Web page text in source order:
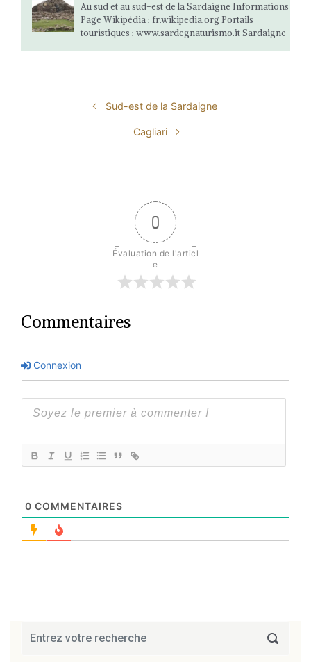
Au sud et au sud-est de la Sardaigne Informations
Page Wikipédia : fr.wikipedia.org Portails
touristiques : www.sardegnaturismo.it Sardaigne
Sud-est de la Sardaigne
Cagliari
0
Évaluation de l'articl
e
Commentaires
Connexion
0 COMMENTAIRES